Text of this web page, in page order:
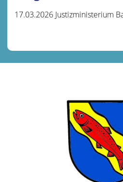
17.03.2026 Justizministerium